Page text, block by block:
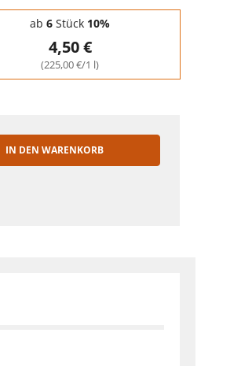
ab 6 Stück 10%
4,50 €
(225,00 €/1 l)
IN DEN WARENKORB